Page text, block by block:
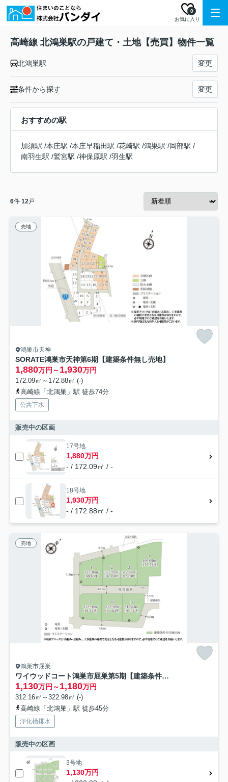
お気に入り
0
高崎線 北鴻巣駅の戸建て・土地【売買】物件一覧
北鴻巣駅 変更
条件から探す 変更
おすすめの駅
加須駅 /本庄駅 /本庄早稲田駅 /花崎駅 /鴻巣駅 /岡部駅 /
南羽生駅 /鷲宮駅 /神保原駅 /羽生駅
6件 12戸
売地
鴻巣市天神
SORATE鴻巣市天神第6期【建築条件無し売地】
1,880万円～1,930万円
172.09㎡～172.88㎡ (-)
高崎線「北鴻巣」駅 徒歩74分
公共下水
販売中の区画
17号地
1,880万円
- / 172.09㎡ / -
18号地
1,930万円
- / 172.88㎡ / -
売地
鴻巣市屈巣
ワイウッドコート鴻巣市屈巣第5期【建築条件付き売地】
1,130万円～1,180万円
312.16㎡～322.98㎡ (-)
高崎線「北鴻巣」駅 徒歩45分
浄化槽排水
販売中の区画
3号地
1,130万円